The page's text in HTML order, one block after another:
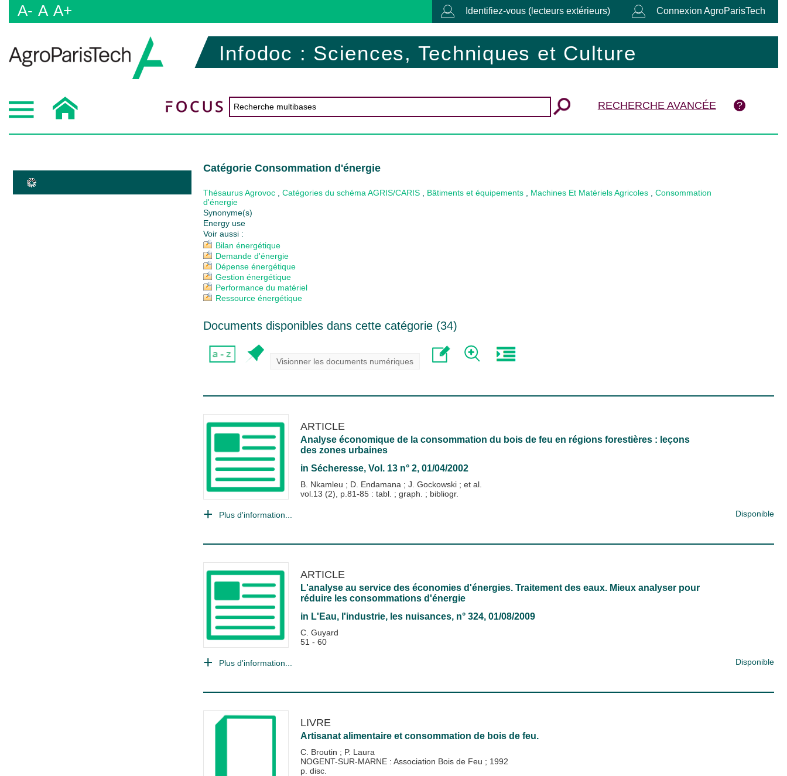
A- A A+ Identifiez-vous (lecteurs extérieurs) Connexion AgroParisTech
Infodoc : Sciences, Techniques et Culture
RECHERCHE AVANCÉE
Catégorie Consommation d'énergie
Thésaurus Agrovoc Catégories du schéma AGRIS/CARIS Bâtiments et équipements Machines Et Matériels Agricoles
Consommation
d'énergie
Synonyme(s)
Energy use
Voir aussi :
Bilan énergétique
Demande d'énergie
Dépense énergétique
Gestion énergétique
Performance du matériel
Ressource énergétique
Documents disponibles dans cette catégorie (34)
Visionner les documents numériques
ARTICLE
Analyse économique de la consommation du bois de feu en régions forestières : leçons
des zones urbaines
in Sécheresse, Vol. 13 n° 2, 01/04/2002
B. Nkamleu ; D. Endamana ; J. Gockowski ; et al.
vol.13 (2), p.81-85 : tabl. ; graph. ; bibliogr.
Plus d'information... Disponible
ARTICLE
L'analyse au service des économies d'énergies. Traitement des eaux. Mieux analyser pour
réduire les consommations d'énergie
in L'Eau, l'industrie, les nuisances, n° 324, 01/08/2009
C. Guyard
51 - 60
Plus d'information... Disponible
LIVRE
Artisanat alimentaire et consommation de bois de feu.
C. Broutin ; P. Laura
NOGENT-SUR-MARNE : Association Bois de Feu ; 1992
p. disc.